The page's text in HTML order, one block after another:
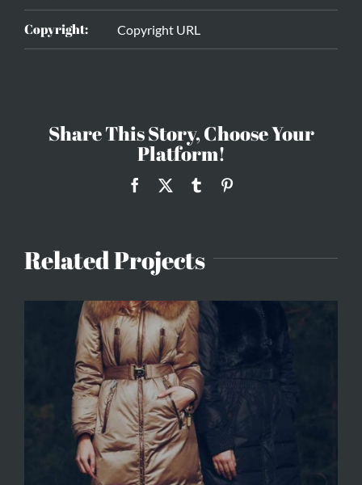
Copyright: Copyright URL
Share This Story, Choose Your
Platform!
Facebook Tumblr
Related Projects